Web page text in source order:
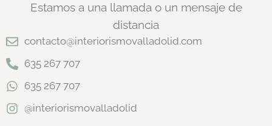
Estamos a una llamada o un mensaje de
distancia
contacto@interiorismovalladolid.com
635 267 707
635 267 707
@interiorismovalladolid